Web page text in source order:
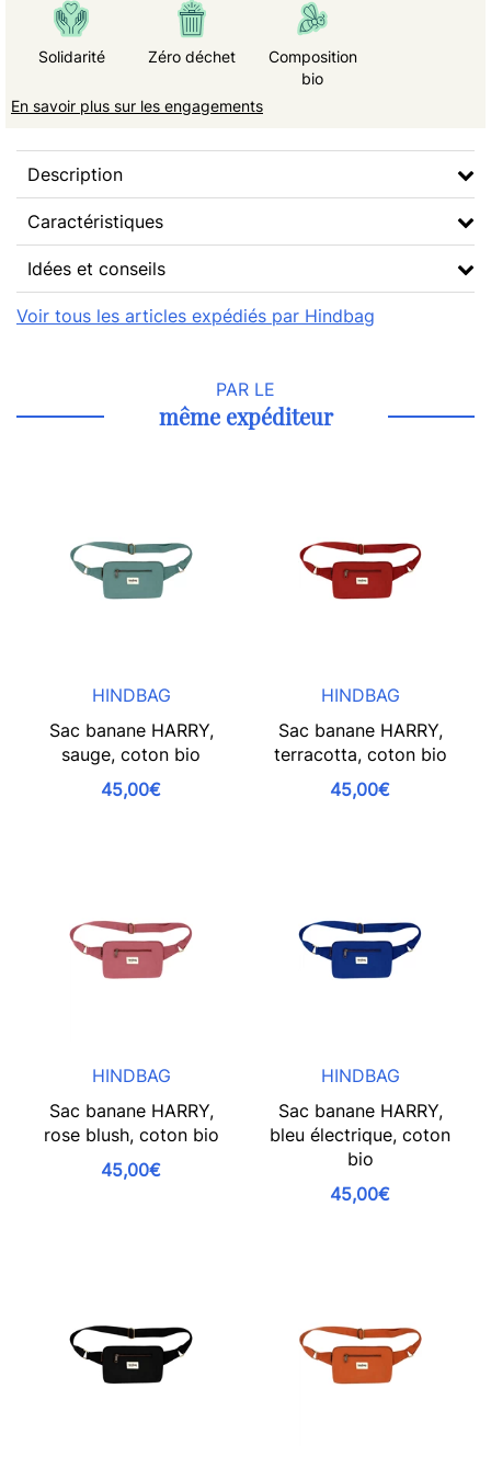
Solidarité Zéro déchet
Composition
bio
En savoir plus sur les engagements
Description
Caractéristiques
Idées et conseils
Voir tous les articles expédiés par Hindbag
PAR LE
même expéditeur
HINDBAG
Sac banane HARRY,
sauge, coton bio
45,00€
HINDBAG
Sac banane HARRY,
terracotta, coton bio
45,00€
HINDBAG
Sac banane HARRY,
rose blush, coton bio
45,00€
HINDBAG
Sac banane HARRY,
bleu électrique, coton
bio
45,00€